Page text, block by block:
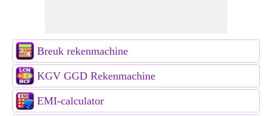
Breuk rekenmachine
KGV GGD Rekenmachine
EMI-calculator